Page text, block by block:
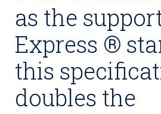
as the
Express ®
this
doubles the